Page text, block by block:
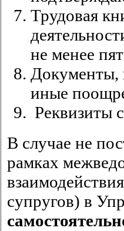
Трудовая
не менее
Документы,
иные
Реквизиты
В случае не
рамках
супругов) в